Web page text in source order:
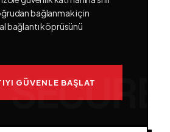
bağlanmak için
bağlantı köprüsünü
GÜVENLE BAŞLAT